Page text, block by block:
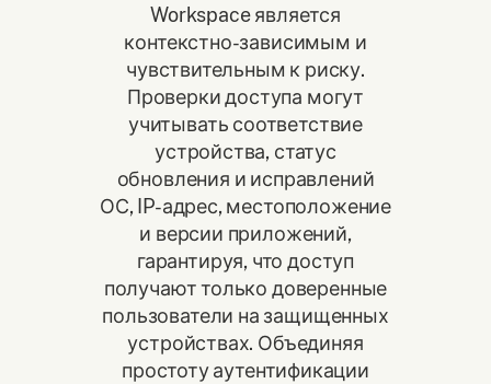
Workspace является
контекстно-зависимым и
чувствительным к риску.
Проверки доступа могут
учитывать соответствие
устройства, статус
обновления и исправлений
ОС, IP-адрес, местоположение
и версии приложений,
гарантируя, что доступ
получают только доверенные
пользователи на защищенных
устройствах. Объединяя
простоту аутентификации